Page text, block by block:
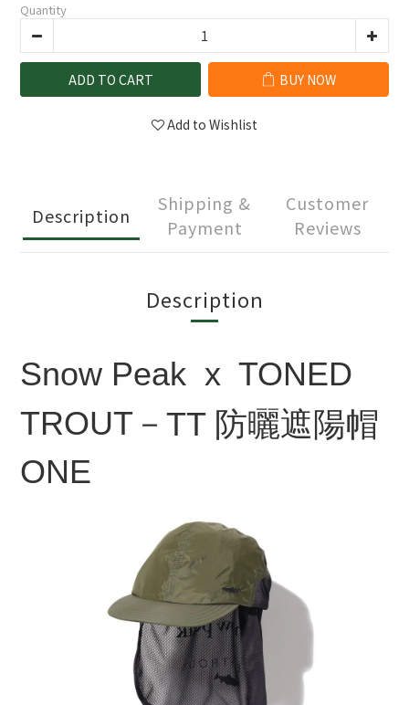
Quantity
ADD TO CART BUY NOW
Add to Wishlist
Description
Shipping &
Payment
Customer
Reviews
Description
Snow Peak x TONED
TROUT－ TT 防曬遮陽帽
ONE